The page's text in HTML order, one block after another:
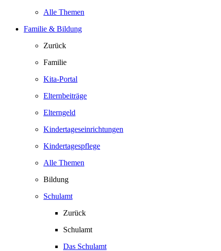
Alle Themen
Familie & Bildung
Zurück
Familie
Kita-Portal
Elternbeiträge
Elterngeld
Kindertageseinrichtungen
Kindertagespflege
Alle Themen
Bildung
Schulamt
Zurück
Schulamt
Das Schulamt